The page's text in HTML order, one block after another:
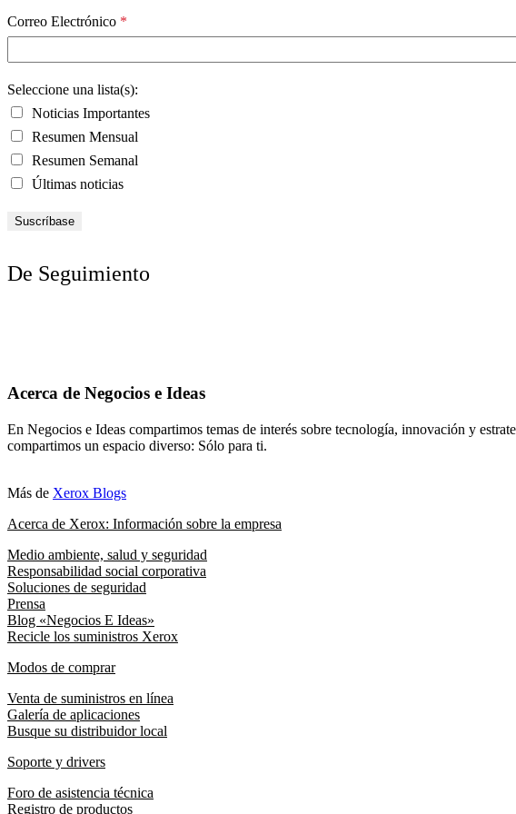
Correo Electrónico *
Seleccione una lista(s):
Noticias Importantes
Resumen Mensual
Resumen Semanal
Últimas noticias
De Seguimiento
Acerca de Negocios e Ideas
En Negocios e Ideas compartimos temas de interés sobre tecnología, innovación y
compartimos un espacio diverso: Sólo para ti.
Más de Xerox Blogs
Acerca de Xerox: Información sobre la empresa
Medio ambiente, salud y seguridad
Responsabilidad social corporativa
Soluciones de seguridad
Prensa
Blog «Negocios E Ideas»
Recicle los suministros Xerox
Modos de comprar
Venta de suministros en línea
Galería de aplicaciones
Busque su distribuidor local
Soporte y drivers
Foro de asistencia técnica
Registro de productos